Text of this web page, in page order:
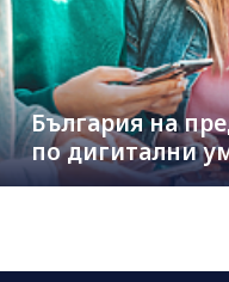
България на
по дигитални